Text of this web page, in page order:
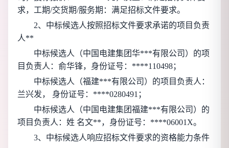
求，工期/交货期/服务期：满足招标文件要求。
2、中标候选人按照招标文件要求承诺的项目负责
人**
中标候选人（中国电建集团华***有限公司 ）的项
目负责人：俞华锋，身份证号：****110498；
中标候选人（福建***有限公司 ）的项目负责人：
兰兴发， 身份证号：****0280491；
中标候选人（中国电建集团福建***有限公司 ）的
项目负责人：姓 名文**，身份证号：****06001X。
3、中标候选人响应招标文件要求的资格能力条件